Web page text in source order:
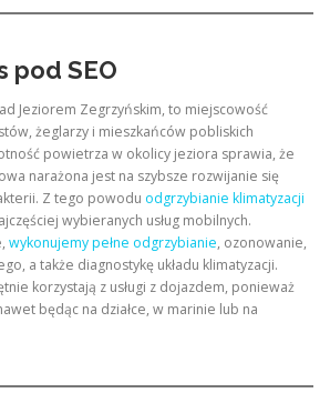
pod SEO
Jeziorem Zegrzyńskim, to miejscowość
żeglarzy i mieszkańców pobliskich
powietrza w okolicy jeziora sprawia, że
narażona jest na szybsze rozwijanie się
Z tego powodu odgrzybianie klimatyzacji
wybieranych usług mobilnych.
wykonujemy pełne odgrzybianie, ozonowanie,
a także diagnostykę układu klimatyzacji.
korzystają z usługi z dojazdem, ponieważ
będąc na działce, w marinie lub na